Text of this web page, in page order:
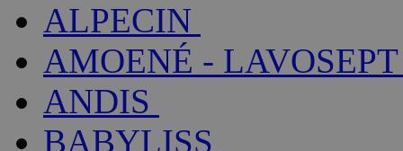
ALPECIN
AMOENÉ - LAVOSEPT
ANDIS
BABYLISS